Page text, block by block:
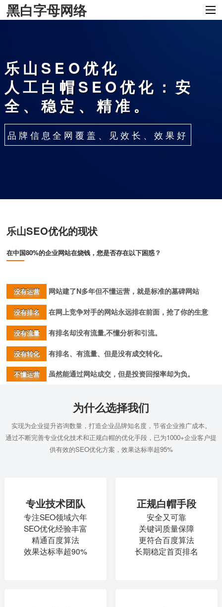
黑白字母网络
乐山SEO优化
人工白帽SEO优化：安
全、稳定、精准。
品牌信息全网覆盖、见效长、效果好
乐山SEO优化的现状
在中国80%的企业网站在烧钱，您是否存在以下困惑？
没有运营 网站建了N多年但不懂运营，就是标准的墓碑网站
没有排名 在网上竞争对手的网站永远排在前面，抢了你的生意
没有流量 有排名却没有流量,不懂分析和引流。
没有转化 有排名、有流量、但是没有成交转化。
不懂运营 虽然能通过网站成交，但是投资回报率却为负。
为什么选择我们
实现为企业提升咨询数量，打造企业品牌知名度，节省企业推广成本。
通过不断完善专业优化技术和正规白帽的优化手段，已为1000+企业客户提
供有效的SEO优化方案，效果达标率超95%
专业技术团队
专注SEO领域六年
SEO优化经验丰富
精通百度算法
效果达标率超90%
正规白帽手段
安全又可靠
关键词质量保障
更符合百度算法
长期稳定首页排名